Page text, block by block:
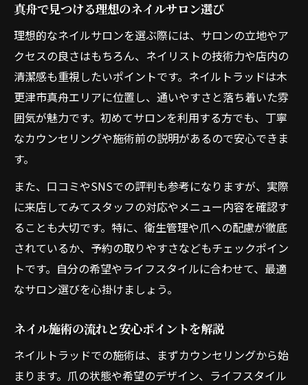
ネイルデザイン相談の流れとポイント
真舟で叶える理想的なネイル予約方法
サロン選びで失敗しないチェックリスト
ネイルのカウンセリングで大切なこと
真舟で自分に合うネイルを探すコツ
ネイルがもたらす前向きな気持ちの変化
真舟で見つかる毎日を彩るネイル提案
日常に取り入れやすいネイルの楽しみ方
ネイルで自己肯定感を高めるコツ
真舟で始めるセルフケア習慣とネイル
真舟で見つける理想のネイルサロン選び
理想的なネイルサロンを選ぶ際には、サロンの立地やア
クセスの良さはもちろん、ネイリストの技術力や店内の
清潔感も重視したいポイントです。ネイルトラッドは木
更津市真舟エリアに位置し、通いやすさと落ち着いた雰
囲気が魅力です。初めてサロンを利用する方でも、丁寧
なカウンセリングや施術前の説明があるので安心できま
す。
また、口コミやSNSでの評判も参考になりますが、実際
に来店してみてスタッフの対応やメニュー内容を確認す
ることも大切です。特に、衛生管理や爪への配慮が徹底
されているか、予約の取りやすさなどもチェックポイン
トです。自分の希望やライフスタイルに合わせて、最適
なサロン選びを心掛けましょう。
ネイル施術の流れと安心ポイントを解説
ネイルトラッドでの施術は、まずカウンセリングから始
まります。爪の状態や希望のデザイン、ライフスタイル